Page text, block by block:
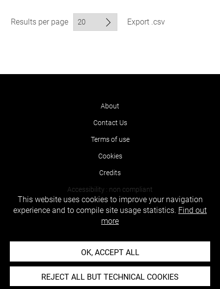
Results per page Export .csv
About
Contact Us
Terms of use
Cookies
Credits
Accessibility : non compliant
This website uses cookies to improve your navigation
experience and to compile site usage statistics. Find out
more
OK, ACCEPT ALL
REJECT ALL BUT TECHNICAL COOKIES